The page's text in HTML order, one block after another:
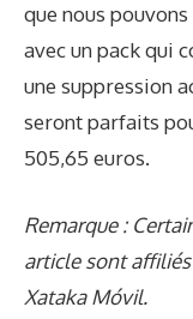
que nous
avec un pack qui
une suppression
seront parfaits
505,65 euros.
Remarque :
article sont
Xataka Móvil.